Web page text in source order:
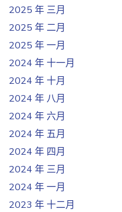
2025 年 三月
2025 年 二月
2025 年 一月
2024 年 十一月
2024 年 十月
2024 年 八月
2024 年 六月
2024 年 五月
2024 年 四月
2024 年 三月
2024 年 一月
2023 年 十二月